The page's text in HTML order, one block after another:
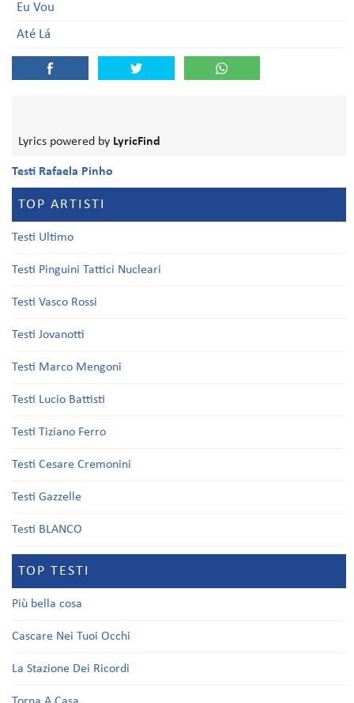
Eu Vou
Até Lá
Lyrics powered by LyricFind
Testi Rafaela Pinho
TOP ARTISTI
Testi Ultimo
Testi Pinguini Tattici Nucleari
Testi Vasco Rossi
Testi Jovanotti
Testi Marco Mengoni
Testi Lucio Battisti
Testi Tiziano Ferro
Testi Cesare Cremonini
Testi Gazzelle
Testi BLANCO
TOP TESTI
Più bella cosa
Cascare Nei Tuoi Occhi
La Stazione Dei Ricordi